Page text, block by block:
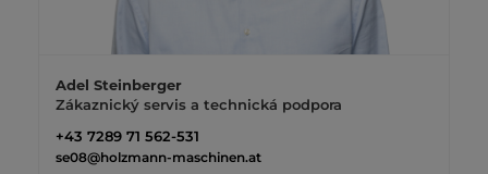
Adel Steinberger
Zákaznický servis a technická podpora
+43 7289 71 562-531
se08@holzmann-maschinen.at